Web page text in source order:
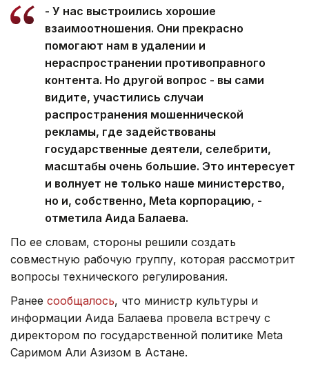
- У нас выстроились хорошие
взаимоотношения. Они прекрасно
помогают нам в удалении и
нераспространении противоправного
контента. Но другой вопрос - вы сами
видите, участились случаи
распространения мошеннической
рекламы, где задействованы
государственные деятели, селебрити,
масштабы очень большие. Это интересует
и волнует не только наше министерство,
но и, собственно, Meta корпорацию, -
отметила Аида Балаева.
По ее словам, стороны решили создать
совместную рабочую группу, которая рассмотрит
вопросы технического регулирования.
Ранее сообщалось, что министр культуры и
информации Аида Балаева провела встречу с
директором по государственной политике Meta
Саримом Али Азизом в Астане.